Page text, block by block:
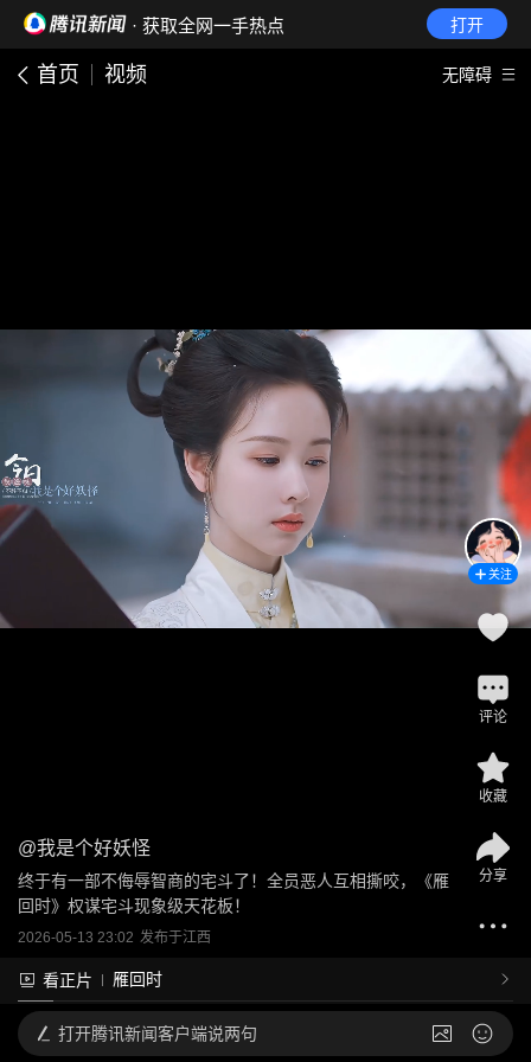
· 获取全网一手热点 打开
首页 视频 无障碍
@我是个好妖怪
终于有一部不侮辱智商的宅斗了！全员恶人互相撕咬，《雁
回时》权谋宅斗现象级天花板！
2026-05-13 23:02 发布于江西
看正片 雁回时
关注
评论
收藏
分享
打开腾讯新闻客户端说两句